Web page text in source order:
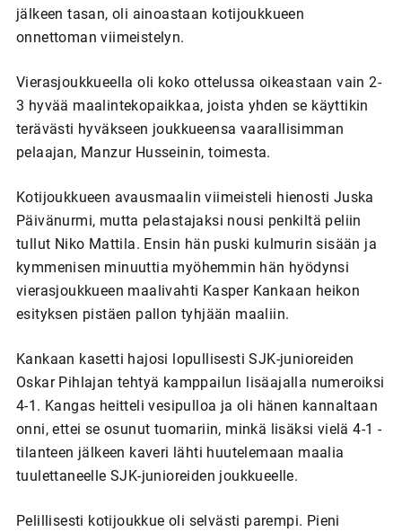
jälkeen tasan, oli ainoastaan kotijoukkueen
onnettoman viimeistelyn.
Vierasjoukkueella oli koko ottelussa oikeastaan vain 2-
3 hyvää maalintekopaikkaa, joista yhden se käyttikin
terävästi hyväkseen joukkueensa vaarallisimman
pelaajan, Manzur Husseinin, toimesta.
Kotijoukkueen avausmaalin viimeisteli hienosti Juska
Päivänurmi, mutta pelastajaksi nousi penkiltä peliin
tullut Niko Mattila. Ensin hän puski kulmurin sisään ja
kymmenisen minuuttia myöhemmin hän hyödynsi
vierasjoukkueen maalivahti Kasper Kankaan heikon
esityksen pistäen pallon tyhjään maaliin.
Kankaan kasetti hajosi lopullisesti SJK-junioreiden
Oskar Pihlajan tehtyä kamppailun lisäajalla numeroiksi
4-1. Kangas heitteli vesipulloa ja oli hänen kannaltaan
onni, ettei se osunut tuomariin, minkä lisäksi vielä 4-1 -
tilanteen jälkeen kaveri lähti huutelemaan maalia
tuulettaneelle SJK-junioreiden joukkueelle.
Pelillisesti kotijoukkue oli selvästi parempi. Pieni